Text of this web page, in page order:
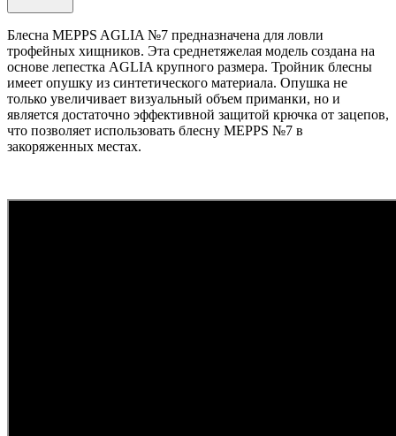
Блесна MEPPS AGLIA №7 предназначена для ловли
трофейных хищников. Эта среднетяжелая модель создана на
основе лепестка AGLIA крупного размера. Тройник блесны
имеет опушку из синтетического материала. Опушка не
только увеличивает визуальный объем приманки, но и
является достаточно эффективной защитой крючка от зацепов,
что позволяет использовать блесну MEPPS №7 в
закоряженных местах.